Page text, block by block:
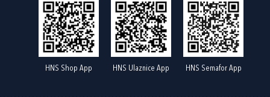
HNS Shop App HNS Ulaznice App HNS Semafor App